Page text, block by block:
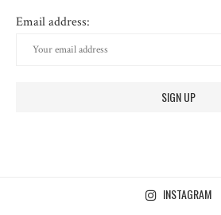
Email address:
INSTAGRAM